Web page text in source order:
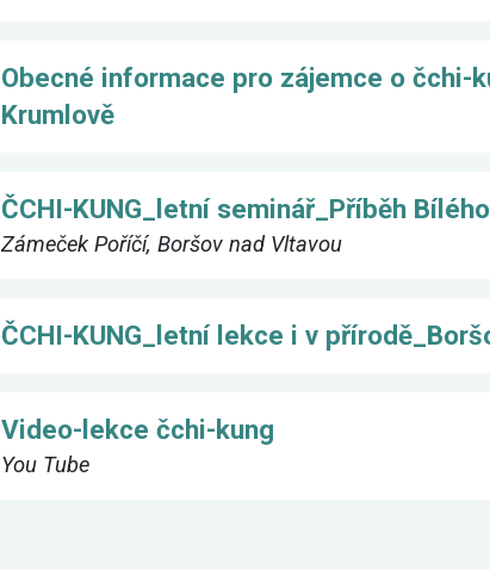
Obecné informace pro zájemce o čchi-
Krumlově
ČCHI-KUNG_letní seminář_Příběh
Zámeček Poříčí, Boršov nad Vltavou
ČCHI-KUNG_letní lekce i v
Video-lekce čchi-kung
You Tube